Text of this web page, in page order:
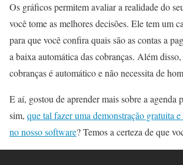
Os gráficos permitem avaliar a realidade do
você tome as melhores decisões. Ele tem um
para que você confira quais são as contas a
a baixa automática das cobranças. Além
cobranças é automático e não necessita de
E aí, gostou de aprender mais sobre a agenda
sim, que tal fazer uma demonstração gratuita
no nosso software? Temos a certeza de que